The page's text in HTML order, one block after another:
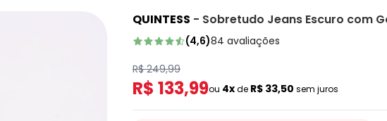
QUINTESS - Sobretudo Jeans Escuro com
(4,6)84 avaliações
R$ 249,99
R$ 133,99ou 4xde R$ 33,50 sem juros